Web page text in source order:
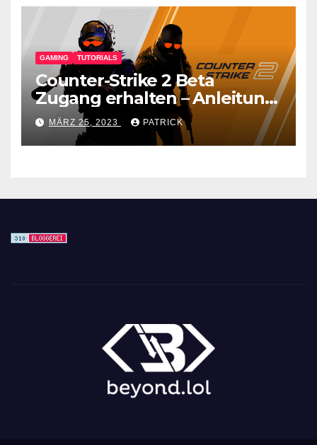
GAMING TUTORIALS
Counter-Strike 2 Beta
Zugang erhalten – Anleitung
für den CS GO Nachfolger
MÄRZ 25, 2023 PATRICK